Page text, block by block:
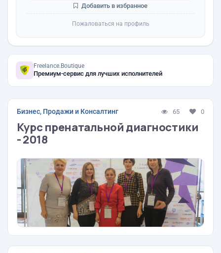
Добавить в избранное
Пожаловаться на профиль
Freelance.Boutique
Премиум-сервис для лучших исполнителей
Бизнес, Продажи и Консалтинг 65 0
Курс пренатальной диагностики
- 2018